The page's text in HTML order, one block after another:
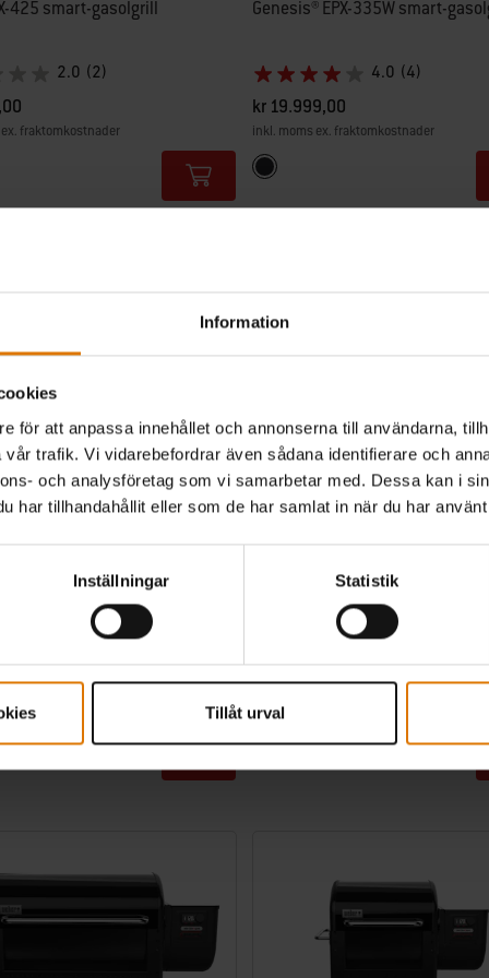
Information
för att anpassa innehållet och annonserna till användarna,
trafik. Vi vidarebefordrar även sådana identifierare och
och analysföretag som vi samarbetar med. Dessa kan i
har tillhandahållit eller som de har samlat in när du har
Inställningar Statistik
Tillåt urval
425 smart-gasolgrill
2.0 (2)
fraktomkostnader
Genesis® EPX-335W smart-
4.0 (4)
kr 19.999,00
inkl. moms ex. fraktomkostnader
Color Options
Svart
Premium smart-kolgrill 57 cm
fraktomkostnader
Smartring för klotgrill
Temperaturkontrollinsats för Weber®-
kr 3.499,00
inkl. moms ex. fraktomkostnader
Color Options